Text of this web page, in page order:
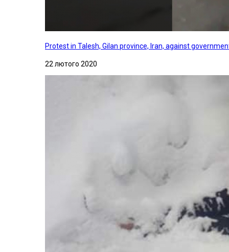
Protest in Talesh, Gilan province, Iran, against
22 лютого 2020